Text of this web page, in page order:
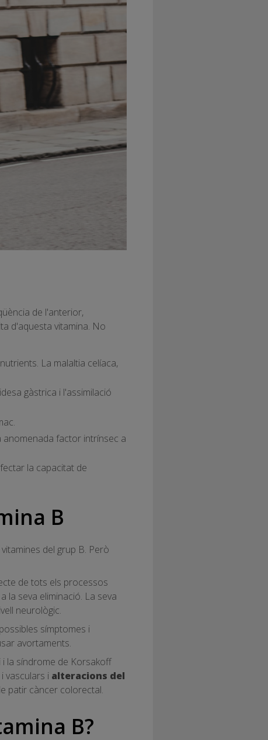
de l'anterior,
d'aquesta vitamina. No
La malaltia celíaca,
gàstrica i l'assimilació
factor intrínsec a
la capacitat de
B
del grup B. Però
de tots els processos
la seva eliminació. La seva
neurològic.
símptomes i
avortaments.
la síndrome de Korsakoff
vasculars i alteracions del
patir càncer colorectal.
B?